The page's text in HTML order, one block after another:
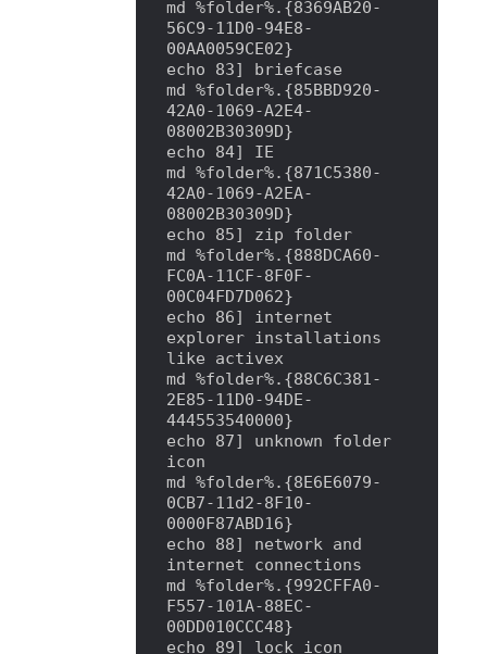
md %folder%.{8369AB20-
56C9-11D0-94E8-
00AA0059CE02}
echo 83] briefcase
md %folder%.{85BBD920-
42A0-1069-A2E4-
08002B30309D}
echo 84] IE
md %folder%.{871C5380-
42A0-1069-A2EA-
08002B30309D}
echo 85] zip folder
md %folder%.{888DCA60-
FC0A-11CF-8F0F-
00C04FD7D062}
echo 86] internet
explorer installations
like activex
md %folder%.{88C6C381-
2E85-11D0-94DE-
444553540000}
echo 87] unknown folder
icon
md %folder%.{8E6E6079-
0CB7-11d2-8F10-
0000F87ABD16}
echo 88] network and
internet connections
md %folder%.{992CFFA0-
F557-101A-88EC-
00DD010CCC48}
echo 89] lock icon